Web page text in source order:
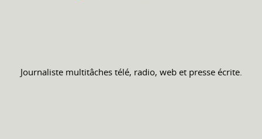
Journaliste multitâches télé, radio, web et presse écrite.